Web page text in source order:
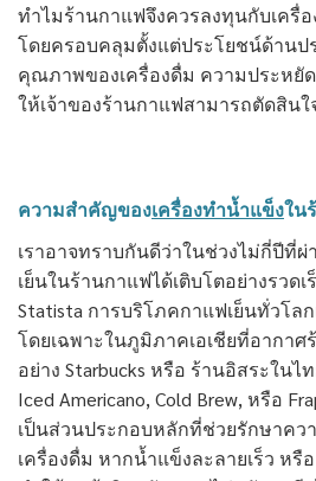
ทำไมร้านกาแฟจึงควรลงทุนกับเครื่
โดยครอบคลุมตั้งแต่ประโยชน์ด้าน
คุณภาพของเครื่องดื่ม ความประหยั
ให้เจ้าของร้านกาแฟสามารถตัดสินใ
ความสำคัญของเครื่องทำน้ำแข็งใน
เราอาจทราบกันดีว่าในช่วงไม่กี่ปีที่ผ่
เย็นในร้านกาแฟได้เติบโตอย่างรวด
Statista การบริโภคกาแฟเย็นทั่วโล
โดยเฉพาะในภูมิภาคเอเชียที่อากา
อย่าง Starbucks หรือ ร้านอิสระในไ
Iced Americano, Cold Brew, หรือ
เป็นส่วนประกอบหลักที่ช่วยรักษาคว
เครื่องดื่ม หากน้ำแข็งละลายเร็ว หรื